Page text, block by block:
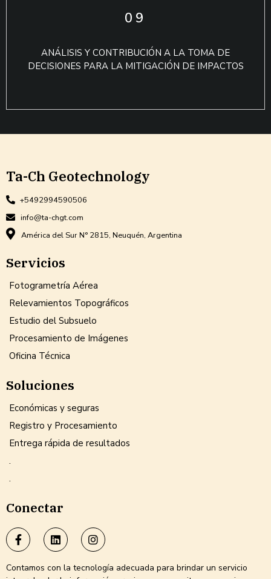
09
ANÁLISIS Y CONTRIBUCIÓN A LA TOMA DE
DECISIONES PARA LA MITIGACIÓN DE IMPACTOS
Ta-Ch Geotechnology
+5492994590506
info@ta-chgt.com
América del Sur N° 2815, Neuquén, Argentina
Servicios
Fotogrametría Aérea
Relevamientos Topográficos
Estudio del Subsuelo
Procesamiento de Imágenes
Oficina Técnica
Soluciones
Económicas y seguras
Registro y Procesamiento
Entrega rápida de resultados
.
.
Conectar
Contamos con la tecnología adecuada para brindar un servicio